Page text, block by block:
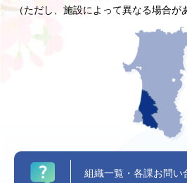
（ただし、施設によって異なる場合が
組織一覧・各課お問い